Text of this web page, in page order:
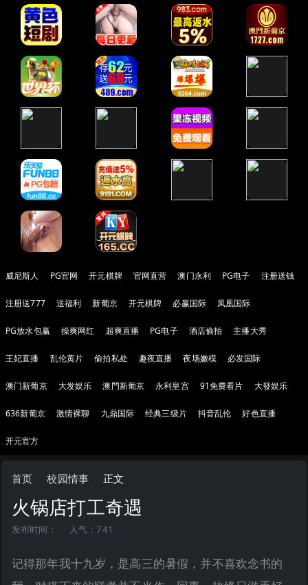
威尼斯人 PG官网 开元棋牌 官网直营 澳门永利 PG电子 注册送钱
注册送777 送福利 新葡京 开元棋牌 必赢国际 凤凰国际
PG放水包赢 操爽网红 超爽直播 PG电子 酒店偷拍 主播大秀
王妃直播 乱伦黄片 偷拍私处 趣夜直播 夜场嫩模 必发国际
澳门新葡京 大发娱乐 澳門新葡京 永利皇宫 91免费看片 大發娱乐
636新葡京 激情裸聊 九鼎国际 经典三级片 抖音乱伦 好色直播
开元官方
首页 校园情事 正文
火锅店打工奇遇
发布时间： 人气：741
记得那年我十九岁，是高三的暑假，并不喜欢念书的